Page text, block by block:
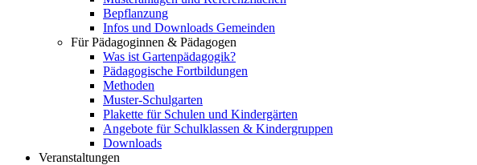
Bepflanzung
Infos und Downloads Gemeinden
Für Pädagoginnen & Pädagogen
Was ist Gartenpädagogik?
Pädagogische Fortbildungen
Methoden
Muster-Schulgarten
Plakette für Schulen und Kindergärten
Angebote für Schulklassen & Kindergruppen
Downloads
Veranstaltungen